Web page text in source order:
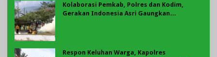
Kolaborasi Pemkab, Polres dan Kodim,
Gerakan Indonesia Asri Gaungkan
Respon Keluhan Warga, Kapolres